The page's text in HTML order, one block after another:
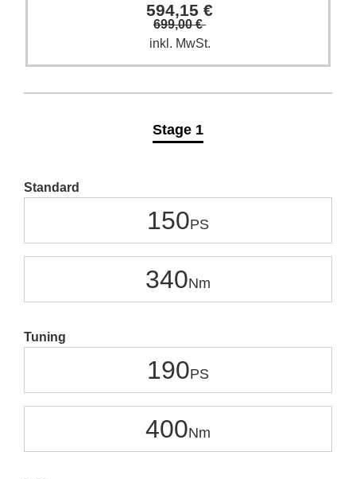
594,15 €
699,00 €
inkl. MwSt.
Stage 1
Standard
150
340
Tuning
190
400